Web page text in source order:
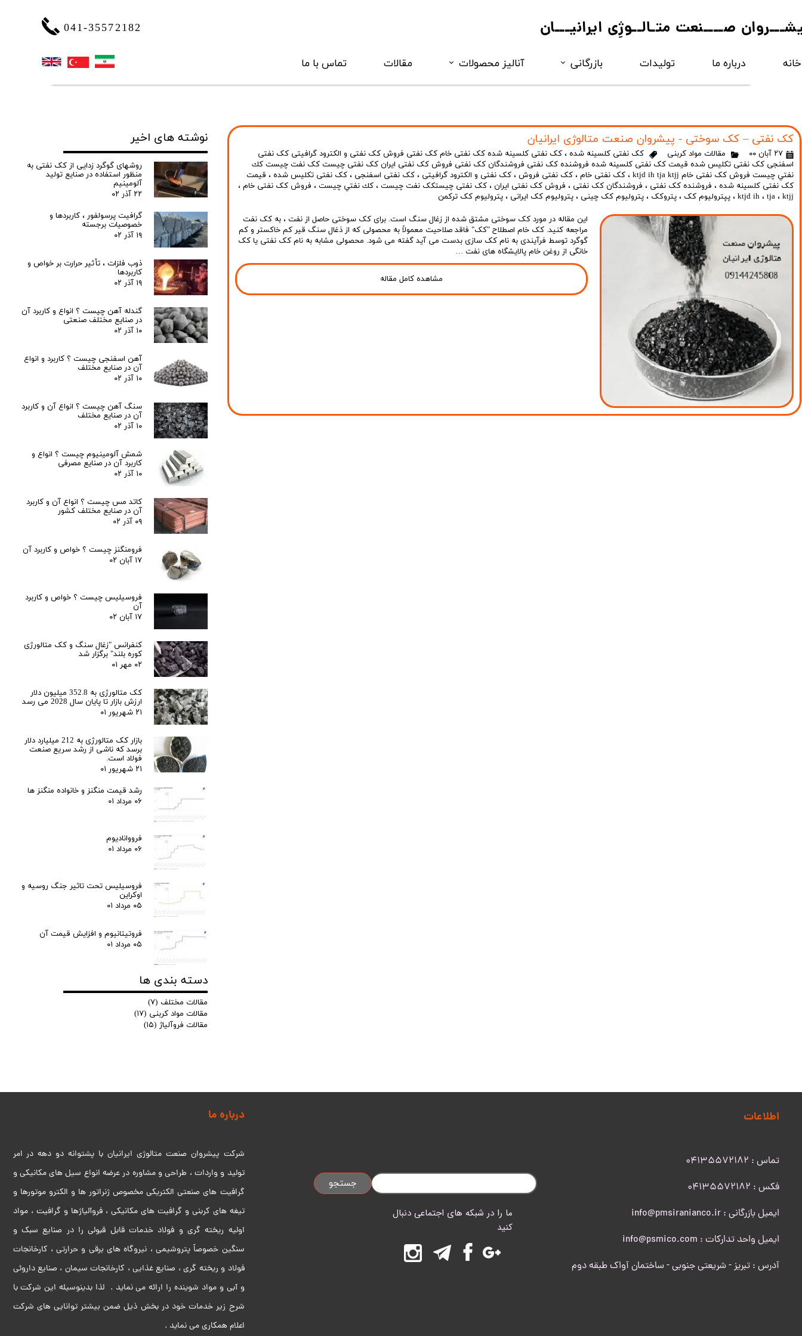
خانه درباره ما تولیدات
بازرگانی
مواد کربـــــــنی
آنالیز محصولات
فروآلیاژ
مواد کربنی
مقالات تماس با ما
صــــنعت متـالــوژِی ایرانیـــان 041-35572182
کک نفتی – کک سوختی - پیشروان صنعت متالوژی ایرانیان
۲۷ آبان ۰۰ مقالات مواد کربنی کک نفتی کلسینه شده ،کک نفتی کلسینه شده کک نفتی خام کک نفتی فروش کک نفتی و الکترود گرافیتی کک نفتی
اسفنجی کک نفتی تکلیس شده قیمت کک نفتی کلسینه شده فروشنده کک نفتی فروشندگان کک نفتی فروش کک نفتی ایران کک نفتی چیست کک نفت چیست كك
نفتي چيست فروش کک نفتی خام ktjd ih tja ktjj
،کک نفتی خام ،کک نفتی فروش ،کک نفتی و الکترود گرافیتی ،کک نفتی اسفنجی ،کک نفتی تکلیس شده ، قیمت
کک نفتی کلسینه شده ، فروشنده کک نفتی ، فروشندگان کک نفتی ، فروش کک نفتی ایران ،کک نفتی چیستکک نفت چیست ،كك نفتي چيست ، فروش کک نفتی خام ،
ktjd ih، tja، ktjj ،پپترولیوم کک ،پتروکک ،پترولیوم کک چینی ،پترولیوم کک ایرانی ،پترولیوم کک ترکمن
این مقاله در مورد کک سوختی مشتق شده از زغال سنگ است. برای کک سوختی حاصل از نفت ، به کک نفت
مراجعه کنید. کک خام اصطلاح "کک" فاقد صلاحیت معمولاً به محصولی که از ذغال سنگ قیر کم خاکستر و کم
گوگرد توسط فرآیندی به نام کک سازی بدست می آید گفته می شود. محصولی مشابه به نام کک نفتی یا کک
خانگی از روغن خام پالایشگاه های نفت …
مشاهده کامل مقاله
نوشته های اخیر
روشهای گوگرد زدایی از کک نفتی به
منظور استفاده در صنایع تولید
آلومینیم
۲۲ آذر ۰۲
گرافیت پرسولفور ، کاربردها و
خصوصیات برجسته
۱۹ آذر ۰۲
ذوب فلزات ، تأثیر حرارت بر خواص و
کاربردها
۱۹ آذر ۰۲
گندله آهن چیست ؟ انواع و کاربرد آن
در صنایع مختلف صنعتی
۱۰ آذر ۰۲
آهن اسفنجی چیست ؟ کاربرد و انواع
آن در صنایع مختلف
۱۰ آذر ۰۲
سنگ آهن چیست ؟ انواع آن و کاربرد
آن در صنایع مختلف
۱۰ آذر ۰۲
شمش آلومینیوم چیست ؟ انواع و
کاربرد آن در صنایع مصرفی
۱۰ آذر ۰۲
کاتد مس چیست ؟ انواع آن و کاربرد
آن در صنایع مختلف کشور
۰۹ آذر ۰۲
فرومنگنز چیست ؟ خواص و کاربرد آن
۱۷ آبان ۰۲
فروسیلیس چیست ؟ خواص و کاربرد
آن
۱۷ آبان ۰۲
کنفرانس "زغال سنگ و کک متالورژی
کوره بلند" برگزار شد
۰۲ مهر ۰۱
کک متالورژی به 352.8 میلیون دلار
ارزش بازار تا پایان سال 2028 می رسد
۲۱ شهریور ۰۱
بازار کک متالورژی به 212 میلیارد دلار
برسد که ناشی از رشد سریع صنعت
فولاد است.
۲۱ شهریور ۰۱
رشد قیمت منگنز و خانواده منگنز ها
۰۶ مرداد ۰۱
فرووانادیوم
۰۶ مرداد ۰۱
فروسیلیس تحت تاثیر جنگ روسیه و
اوکراین
۰۵ مرداد ۰۱
فروتیتانیوم و افزایش قیمت آن
۰۵ مرداد ۰۱
دسته بندی ها
مقالات مختلف (۷)
مقالات مواد کربنی (۱۷)
مقالات فروآلیاژ (۱۵)
درباره ما
شرکت پیشروان صنعت متالوژی ایرانیان با پشتوانه دو دهه در امر
تولید و واردات ، طراحی و مشاوره در عرضه انواع سیل های مکانیکی و
گرافیت های صنعتی الکتریکی مخصوص ژنراتور ها و الکترو موتورها و
تیغه های کربنی و گرافیت های مکانیکی ، فروآلیاژها و گرافیت ، مواد
اولیه ریخته گری و فولاد خدمات قابل قبولی را در صنایع سبک و
سنگین خصوصاً پتروشیمی ، نیروگاه های برقی و حرارتی ، کارخانجات
فولاد و ریخته گری ، صنایع غذایی ، کارخانجات سیمان ، صنایع داروئی
و آبی و مواد شوینده را ارائه می نماید . لذا بدینوسیله این شرکت با
شرح زیر خدمات خود در بخش ذیل ضمن بیشتر توانایی های شرکت
اعلام همکاری می نماید .
جستجو
اطلاعات
تماس : 04135572182
​​​​​​​فکس : 04135572182
ایمیل بازرگانی : info@pmsiranianco.ir
ایمیل واحد تدارکات : info@psmico.com
آدرس : تبریز - شریعتی جنوبی - ساختمان آواک طبقه دوم
ما را در شبکه های اجتماعی دنبال
کنید